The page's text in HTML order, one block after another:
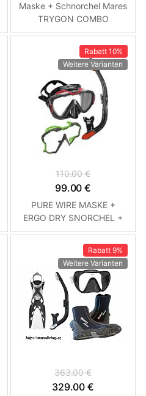
Maske + Schnorchel Mares
TRYGON COMBO
Schnorchelset Tirkysová
Rabatt 10%
Weitere Varianten
110.00 €
99.00 €
PURE WIRE MASKE +
ERGO DRY SNORCHEL +
COLOR FRAME Mares Čirá
- Modrá Černo - Červený
rám
Rabatt 9%
Weitere Varianten
363.00 €
329.00 €